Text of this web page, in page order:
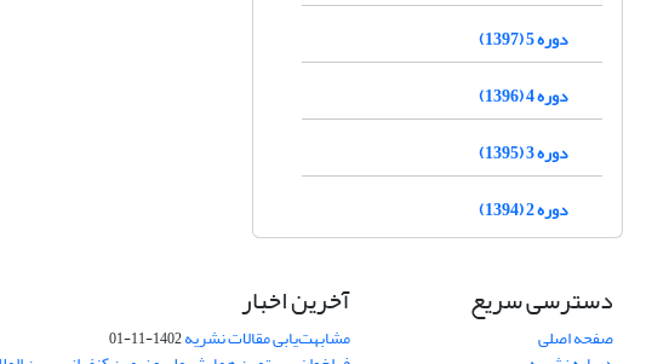
دوره 5 (1397)
دوره 4 (1396)
دوره 3 (1395)
دوره 2 (1394)
دسترسی سریع
صفحه اصلی
آخرین اخبار
مشابهت‌یابی مقالات نشریه1402-11-01